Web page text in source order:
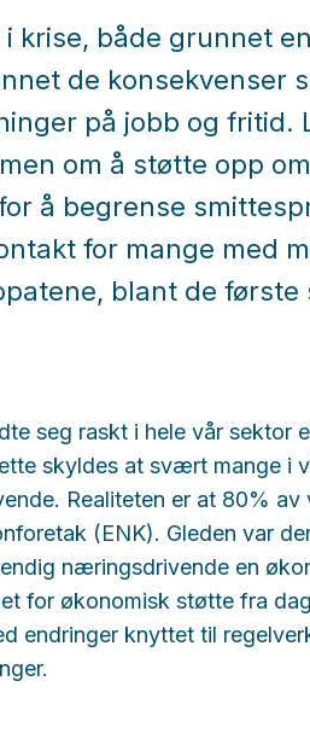
i krise, både grunnet
de konsekvenser
på jobb og fritid.
om å støtte opp
å begrense
for mange med
blant de
seg raskt i hele vår sektor
skyldes at svært mange i
Realiteten er at 80% av
(ENK). Gleden var
næringsdrivende en
for økonomisk støtte fra
endringer knyttet til